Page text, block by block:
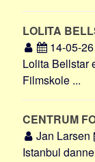
LOLITA
14-05-26
Lolita Bellstar
Filmskole ...
CENTRUM
Jan Larsen
Istanbul